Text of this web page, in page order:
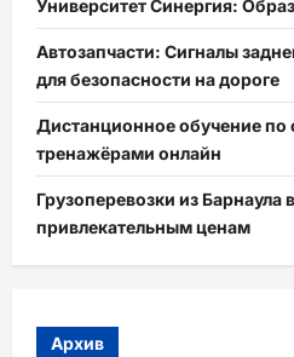
Университет Синергия:
Автозапчасти: Сигналы
для безопасности на дороге
Дистанционное обучение по
тренажёрами онлайн
Грузоперевозки из Барнаула
привлекательным ценам
Архив